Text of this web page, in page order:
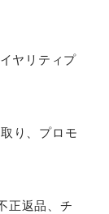
ヤリティプ
り、プロモ
正返品、チ